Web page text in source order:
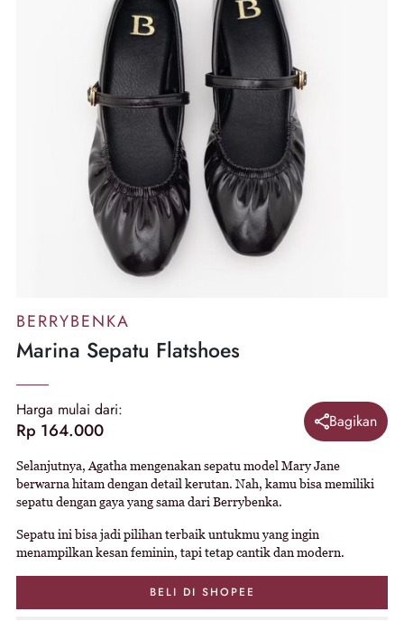
BERRYBENKA
Marina Sepatu Flatshoes
Harga mulai dari:
Rp 164.000 Bagikan
Selanjutnya, Agatha mengenakan sepatu model Mary Jane
berwarna hitam dengan detail kerutan. Nah, kamu bisa memiliki
sepatu dengan gaya yang sama dari Berrybenka.
Sepatu ini bisa jadi pilihan terbaik untukmu yang ingin
menampilkan kesan feminin, tapi tetap cantik dan modern.
BELI DI SHOPEE